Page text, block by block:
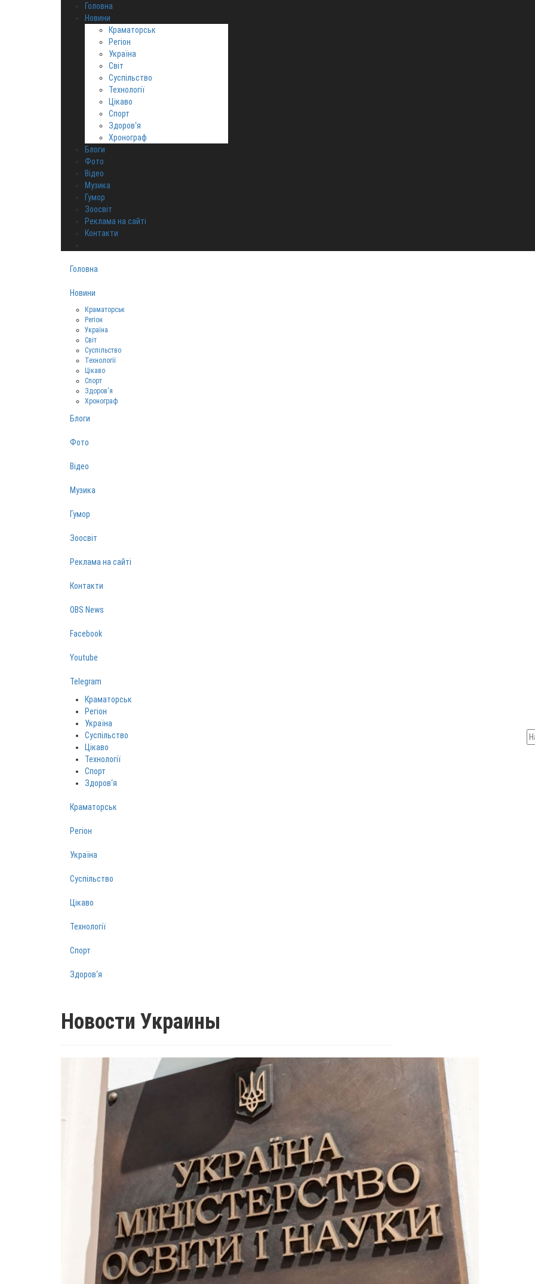
Головна
Новини
Краматорськ
Регіон
Україна
Світ
Суспільство
Технології
Цікаво
Спорт
Здоров‘я
Хронограф
Блоги
Фото
Відео
Музика
Гумор
Зоосвіт
Реклама на сайті
Контакти
Головна
Новини
Краматорськ
Регіон
Україна
Світ
Суспільство
Технології
Цікаво
Спорт
Здоров‘я
Хронограф
Блоги
Фото
Відео
Музика
Гумор
Зоосвіт
Реклама на сайті
Контакти
OBS News
Facebook
Youtube
Telegram
Краматорськ
Регіон
Україна
Суспільство
Цікаво
Технології
Спорт
Здоров‘я
Краматорськ
Регіон
Україна
Суспільство
Цікаво
Технології
Спорт
Здоров‘я
Новости Украины